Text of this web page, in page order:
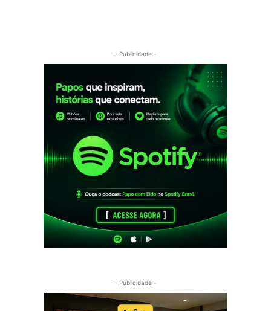
- Publicidade -
- Publicidade -